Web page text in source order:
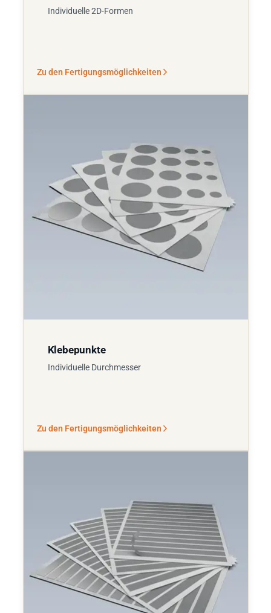
Individuelle 2D-Formen
Zu den Fertigungsmöglichkeiten
Klebepunkte
Individuelle Durchmesser
Zu den Fertigungsmöglichkeiten